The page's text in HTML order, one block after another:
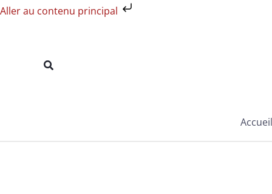
Aller au contenu principal
Aller
Rechercher
Accueil